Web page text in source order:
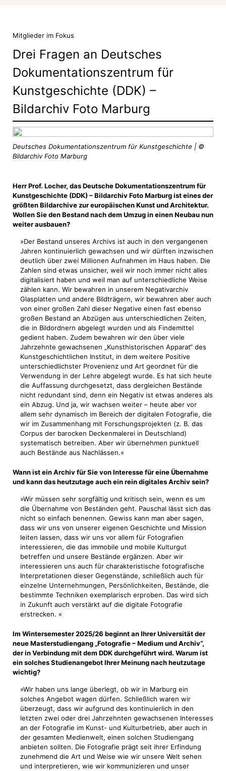
Mitglieder im Fokus
Drei Fragen an Deutsches
Dokumentationszentrum für
Kunstgeschichte (DDK) –
Bildarchiv Foto Marburg
Deutsches Dokumentationszentrum für Kunstgeschichte | ©
Bildarchiv Foto Marburg
Herr Prof. Locher, das Deutsche Dokumentationszentrum für
Kunstgeschichte (DDK) – Bildarchiv Foto Marburg ist eines der
größten Bildarchive zur europäischen Kunst und Architektur.
Wollen Sie den Bestand nach dem Umzug in einen Neubau nun
weiter ausbauen?
»Der Bestand unseres Archivs ist auch in den vergangenen
Jahren kontinuierlich gewachsen und wir dürften inzwischen
deutlich über zwei Millionen Aufnahmen im Haus haben. Die
Zahlen sind etwas unsicher, weil wir noch immer nicht alles
digitalisiert haben und weil man auf unterschiedliche Weise
zählen kann. Wir bewahren in unserem Negativarchiv
Glasplatten und andere Bildträgern, wir bewahren aber auch
von einer großen Zahl dieser Negative einen fast ebenso
großen Bestand an Abzügen aus unterschiedlichen Zeiten,
die in Bildordnern abgelegt wurden und als Findemittel
gedient haben. Zudem bewahren wir den über viele
Jahrzehnte gewachsenen „Kunsthistorischen Apparat“ des
Kunstgeschichtlichen Institut, in dem weitere Positive
unterschiedlichster Provenienz und Art geordnet für die
Verwendung in der Lehre abgelegt wurde. Es hat sich heute
die Auffassung durchgesetzt, dass dergleichen Bestände
nicht redundant sind, denn ein Negativ ist etwas anderes als
ein Abzug. Und ja, wir wachsen weiter – heute aber vor
allem sehr dynamisch im Bereich der digitalen Fotografie, die
wir im Zusammenhang mit Forschungsprojekten (z. B. das
Corpus der barocken Deckenmalerei in Deutschland)
systematisch betreiben. Aber wir übernehmen punktuell
auch Bestände aus Nachlässen.«
Wann ist ein Archiv für Sie von Interesse für eine Übernahme
und kann das heutzutage auch ein rein digitales Archiv sein?
»Wir müssen sehr sorgfältig und kritisch sein, wenn es um
die Übernahme von Beständen geht. Pauschal lässt sich das
nicht so einfach benennen. Gewiss kann man aber sagen,
dass wir uns von unserer eigenen Geschichte und Mission
leiten lassen, dass wir uns vor allem für Fotografien
interessieren, die das immobile und mobile Kulturgut
betreffen und unsere Bestände ergänzen. Aber wir
interessieren uns auch für charakteristische fotografische
Interpretationen dieser Gegenstände, schließlich auch für
einzelne Unternehmungen, Persönlichkeiten, Bestände, die
bestimmte Techniken exemplarisch erproben. Das wird sich
in Zukunft auch verstärkt auf die digitale Fotografie
erstrecken. «
Im Wintersemester 2025/26 beginnt an Ihrer Universität der
neue Masterstudiengang „Fotografie – Medium und Archiv“,
der in Verbindung mit dem DDK durchgeführt wird. Warum ist
ein solches Studienangebot Ihrer Meinung nach heutzutage
wichtig?
»Wir haben uns lange überlegt, ob wir in Marburg ein
solches Angebot wagen dürfen. Schließlich waren wir
überzeugt, dass wir aufgrund des kontinuierlich in den
letzten zwei oder drei Jahrzehnten gewachsenen Interesses
an der Fotografie im Kunst- und Kulturbetrieb, aber auch in
der gesamten Medienwelt, einen solchen Studiengang
anbieten sollten. Die Fotografie prägt seit ihrer Erfindung
zunehmend die Art und Weise wie wir unsere Welt sehen
und interpretieren, wie wir kommunizieren und unser